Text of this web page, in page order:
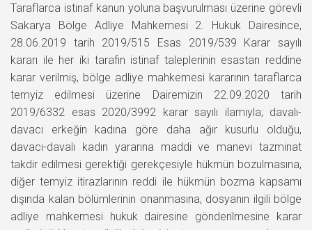
Taraflarca istinaf kanun yoluna başvurulması üzerine görevli
Sakarya Bölge Adliye Mahkemesi 2. Hukuk Dairesince,
28.06.2019 tarih 2019/515 Esas 2019/539 Karar sayılı
kararı ile her iki tarafın istinaf taleplerinin esastan reddine
karar verilmiş, bölge adliye mahkemesi kararının taraflarca
temyiz edilmesi üzerine Dairemizin 22.09.2020 tarih
2019/6332 esas 2020/3992 karar sayılı ilamıyla; davalı-
davacı erkeğin kadına göre daha ağır kusurlu olduğu,
davacı-davalı kadın yararına maddi ve manevi tazminat
takdir edilmesi gerektiği gerekçesiyle hükmün bozulmasına,
diğer temyiz itirazlarının reddi ile hükmün bozma kapsamı
dışında kalan bölümlerinin onanmasına, dosyanın ilgili bölge
adliye mahkemesi hukuk dairesine gönderilmesine karar